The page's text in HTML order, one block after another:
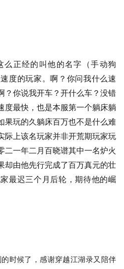
么正经的叫他的名字（手动狗
度的玩家。啊？你问我什么速
？你说我开车？开什么车？没错
度最快，也是本服第一个躺床躺
果玩的久躺床百万也不是什么难
际上该名玩家并非开荒期玩家玩
二一年二月百晓谱其中一名炉火
却由他先行完成了百万真元的壮
最迟三个月后轮，期待他的崛
时候了，感谢穿越江湖录又陪伴